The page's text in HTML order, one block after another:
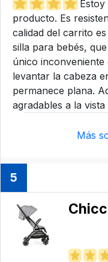
producto. Es
calidad del carrito
silla para bebés,
único
levantar la cabeza
permanece plana.
agradables a la
Más
5